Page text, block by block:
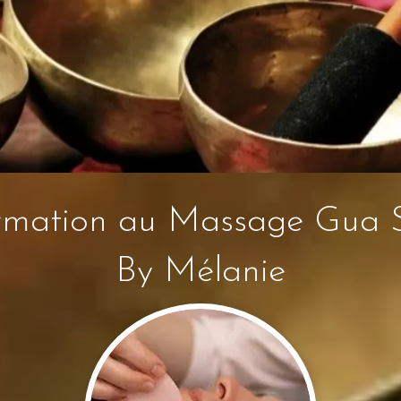
au Massage Gua
By Mélanie